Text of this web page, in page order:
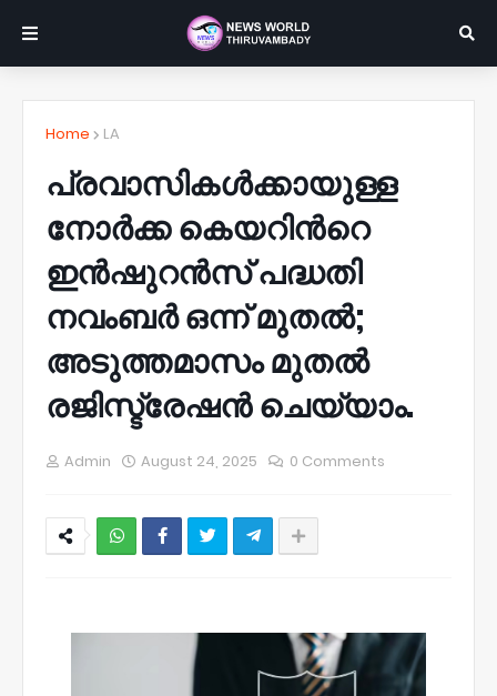
Home LA
പ്രവാസികൾക്കായുള്ള
നോർക്ക കെയറിന്‍റെ
ഇൻഷുറൻസ് പദ്ധതി
നവംബർ ഒന്ന് മുതൽ;
അടുത്തമാസം മുതൽ
രജിസ്ട്രേഷൻ ചെയ്യാം.
Admin August 24, 2025 0 Comments